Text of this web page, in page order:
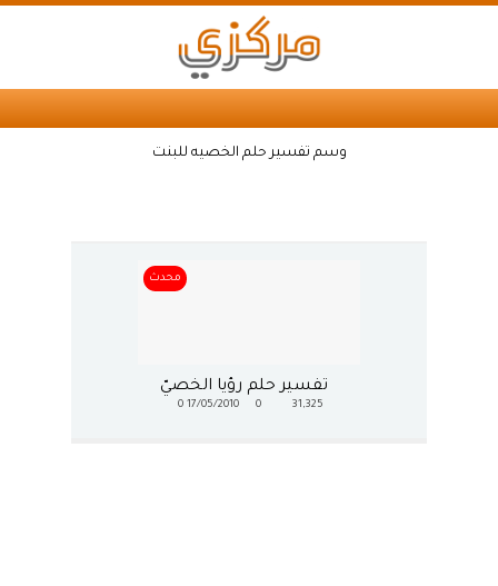
وسم تفسير حلم الخصيه للبنت
محدث
تفسير حلم رؤيا الخصيّ
31,325
0
17/05/2010
0